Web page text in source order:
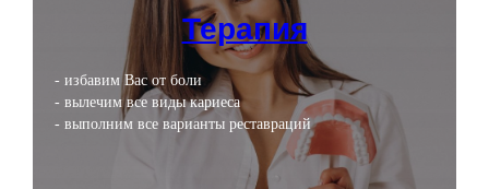
Терапия
- избавим Вас от боли
- вылечим все виды кариеса
- выполним все варианты реставраций